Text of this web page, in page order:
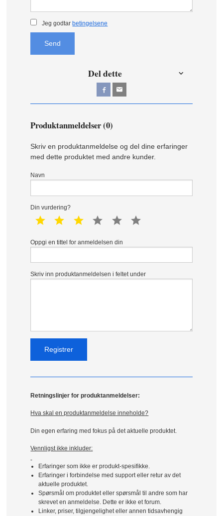
Jeg godtar betingelsene
Send
Del dette
Produktanmeldelser (0)
Skriv en produktanmeldelse og del dine erfaringer
med dette produktet med andre kunder.
Navn
Din vurdering?
1 star 2 star 3 star 4 star 5 star
Oppgi en tittel for anmeldelsen din
Skriv inn produktanmeldelsen i feltet under
Retningslinjer for produktanmeldelser:
Hva skal en produktanmeldelse inneholde?
Din egen erfaring med fokus på det aktuelle produktet.
Vennligst ikke inkluder:
Erfaringer som ikke er produkt-spesifikke.
Erfaringer i forbindelse med support eller retur av det
aktuelle produktet.
Spørsmål om produktet eller spørsmål til andre som har
skrevet en anmeldelse. Dette er ikke et forum.
Linker, priser, tilgjengelighet eller annen tidsavhengig